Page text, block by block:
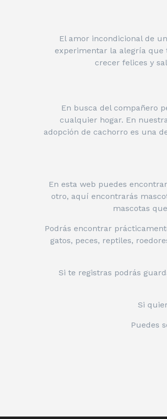
El amor incondicional de
experimentar la alegría que
crecer felices y
En busca del compañero
cualquier hogar. En
adopción de cachorro es una
En esta web puedes
otro, aquí encontrarás
mascotas
Podrás encontrar
gatos, peces, reptiles,
Si te registras podrás
Si
Puedes